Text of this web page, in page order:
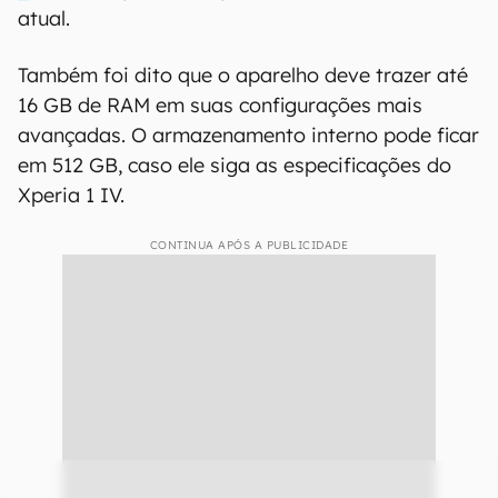
atual.
Também foi dito que o aparelho deve trazer até
16 GB de RAM em suas configurações mais
avançadas. O armazenamento interno pode ficar
em 512 GB, caso ele siga as especificações do
Xperia 1 IV.
CONTINUA APÓS A PUBLICIDADE